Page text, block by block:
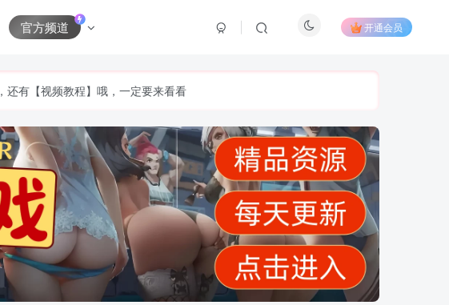
官方频道 开通会员
，还有【视频教程】哦，一定要来看看